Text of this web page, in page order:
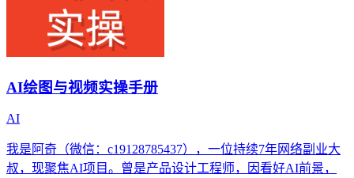
AI绘图与视频实操手册
AI
我是阿奇（微信：c19128785437），一位持续7年网络副业大
叔，现聚焦AI项目。曾是产品设计工程师，因看好AI前景，